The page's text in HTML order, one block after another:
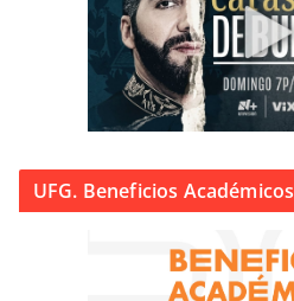
UFG. Beneficios Académicos